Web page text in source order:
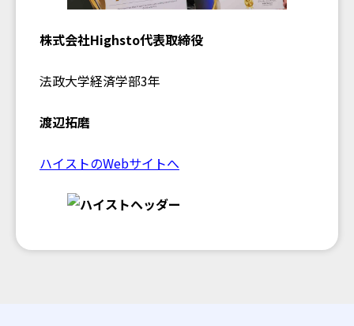
株式会社Highsto代表取締役
法政大学経済学部3年
渡辺拓磨
ハイストのWebサイトへ